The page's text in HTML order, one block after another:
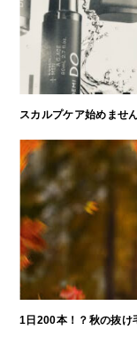
スカルプケア始めませ
1日200本！？秋の抜け